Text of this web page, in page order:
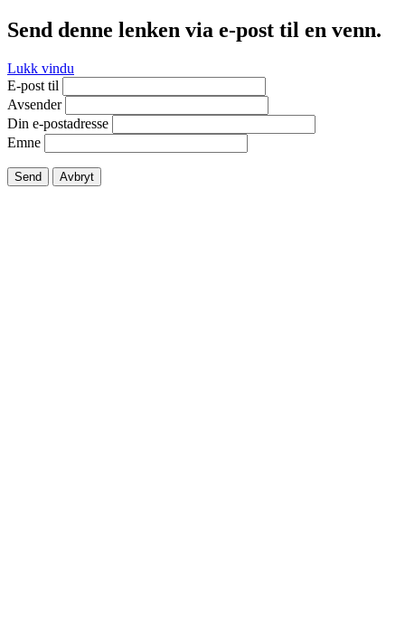
Send denne lenken via e-post til en venn.
Lukk vindu
E-post til
Avsender
Din e-postadresse
Emne
Send Avbryt